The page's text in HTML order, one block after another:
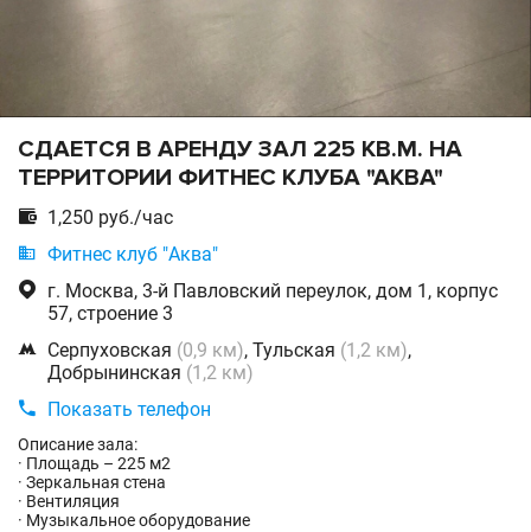
СДАЕТСЯ В АРЕНДУ ЗАЛ 225 КВ.М. НА
ТЕРРИТОРИИ ФИТНЕС КЛУБА "АКВА"
 1,250 руб./час
 Фитнес клуб "Аква"

г. Москва, 3-й Павловский переулок, дом 1, корпус
57, строение 3
 Серпуховская (0,9 км), Тульская (1,2 км),
Добрынинская (1,2 км)
 Показать телефон
Описание зала:
· Площадь – 225 м2
· Зеркальная стена
· Вентиляция
· Музыкальное оборудование